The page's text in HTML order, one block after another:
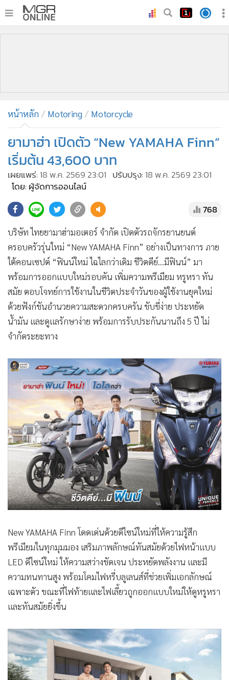
• บันเทิง
ผู้จัดการรายวัน
• คอลัมนิสต์
• ละคร
CbizReview
• ผู้จัดกวน
• Good health & Well-being
• Green Innovation & SD
• Management & HR
• MGR Live
• Infographic
• การเมือง
• ท่องเที่ยว
• กีฬา
• ต่างประเทศ
• Special Scoop
เศรษฐกิจ-ธุรกิจ
• จีน
• ชุมชน-คุณภาพชีวิต
• อาชญากรรม
• Motoring
เกม
• วิทยาศาสตร์
• SMEs
• อินโดจีน
• กองทุนรวม
• Celeb Online
• Factcheck
• ญี่ปุ่น
• News1
• Gotomanager
หน้าหลัก Motoring Motorcycle
ยามาฮ่า เปิดตัว “New YAMAHA Finn”
เริ่มต้น 43,600 บาท
เผยแพร่: 18 พ.ค. 2569 23:01 ปรับปรุง: 18 พ.ค. 2569 23:01
โดย: ผู้จัดการออนไลน์
768
บริษัท ไทยยามาฮ่ามอเตอร์ จำกัด เปิดตัวรถจักรยานยนต์
ครอบครัวรุ่นใหม่ “New YAMAHA Finn” อย่างเป็นทางการ ภาย
ใต้คอนเซปต์ “ฟินน์ใหม่ ไฉไลกว่าเดิม ชีวิตดีย์...มีฟินน์” มา
พร้อมการออกแบบใหม่รอบคัน เพิ่มความพรีเมียม หรูหรา ทัน
สมัย ตอบโจทย์การใช้งานในชีวิตประจำวันของผู้ใช้งานยุคใหม่
ด้วยฟังก์ชันอำนวยความสะดวกครบครัน ขับขี่ง่าย ประหยัด
น้ำมัน และดูแลรักษาง่าย พร้อมการรับประกันนานถึง 5 ปี ไม่
จำกัดระยะทาง
New YAMAHA Finn โดดเด่นด้วยดีไซน์ใหม่ที่ให้ความรู้สึก
พรีเมียมในทุกมุมมอง เสริมภาพลักษณ์ทันสมัยด้วยไฟหน้าแบบ
LED ดีไซน์ใหม่ ให้ความสว่างชัดเจน ประหยัดพลังงาน และมี
ความทนทานสูง พร้อมโคมไฟหรี่บลูเลนส์ที่ช่วยเพิ่มเอกลักษณ์
เฉพาะตัว ขณะที่ไฟท้ายและไฟเลี้ยวถูกออกแบบใหม่ให้ดูหรูหรา
และทันสมัยยิ่งขึ้น